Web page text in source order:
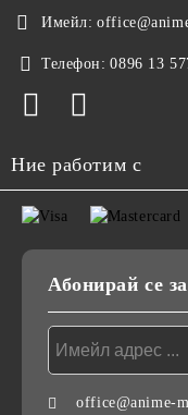
Имейл:
Телефон: 0896 13
Ние работим с
Абонирай се
office@anime-